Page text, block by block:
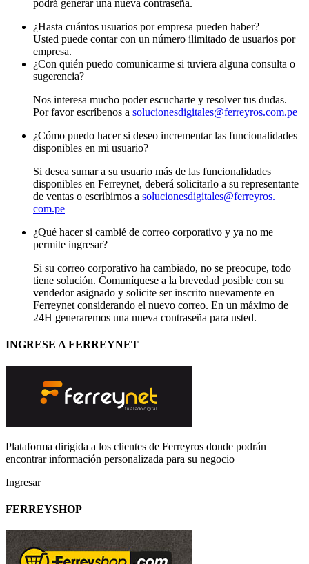
podrá generar una nueva contraseña.
¿Hasta cuántos usuarios por empresa pueden haber?
Usted puede contar con un número ilimitado de usuarios por
empresa.
¿Con quién puedo comunicarme si tuviera alguna consulta o
sugerencia?
Nos interesa mucho poder escucharte y resolver tus dudas.
Por favor escríbenos a solucionesdigitales@ferreyros.com.pe
¿Cómo puedo hacer si deseo incrementar las funcionalidades
disponibles en mi usuario?
Si desea sumar a su usuario más de las funcionalidades
disponibles en Ferreynet, deberá solicitarlo a su representante
de ventas o escribirnos a solucionesdigitales@ferreyros.
com.pe
¿Qué hacer si cambié de correo corporativo y ya no me
permite ingresar?
Si su correo corporativo ha cambiado, no se preocupe, todo
tiene solución. Comuníquese a la brevedad posible con su
vendedor asignado y solicite ser inscrito nuevamente en
Ferreynet considerando el nuevo correo. En un máximo de
24H generaremos una nueva contraseña para usted.
INGRESE A FERREYNET
Plataforma dirigida a los clientes de Ferreyros donde podrán
encontrar información personalizada para su negocio
Ingresar
FERREYSHOP